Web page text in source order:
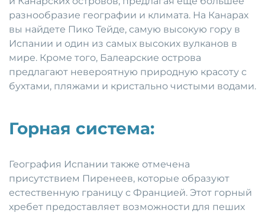
разнообразие географии и климата. На Канарах
вы найдете Пико Тейде, самую высокую гору в
Испании и один из самых высоких вулканов в
мире. Кроме того, Балеарские острова
предлагают невероятную природную красоту с
бухтами, пляжами и кристально чистыми водами.
Горная система:
География Испании также отмечена
присутствием Пиренеев, которые образуют
естественную границу с Францией. Этот горный
хребет предоставляет возможности для пеших